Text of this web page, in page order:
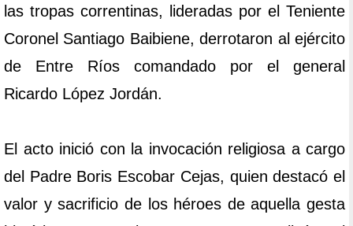
las tropas correntinas, lideradas por el Teniente
Coronel Santiago Baibiene, derrotaron al ejército
de Entre Ríos comandado por el general
Ricardo López Jordán.
El acto inició con la invocación religiosa a cargo
del Padre Boris Escobar Cejas, quien destacó el
valor y sacrificio de los héroes de aquella gesta